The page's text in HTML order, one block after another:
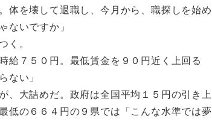
を壊して退職し、今月から、職探しを始め
ないですか」
。
７５０円。最低賃金を９０円近く上回る
ない」
、大詰めだ。政府は全国平均１５円の引き上
低の６６４円の９県では「こんな水準では夢